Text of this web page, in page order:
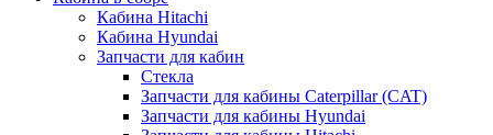
Кабина Hitachi
Кабина Hyundai
Запчасти для кабин
Стекла
Запчасти для кабины Caterpillar (CAT)
Запчасти для кабины Hyundai